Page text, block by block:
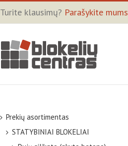
Turite klausimų? Parašykite mums
Prekių asortimentas
STATYBINIAI BLOKELIAI